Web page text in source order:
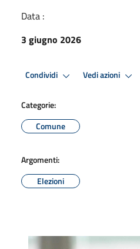
Data :
3 giugno 2026
Condividi Vedi azioni
Categorie:
Comune
Argomenti:
Elezioni